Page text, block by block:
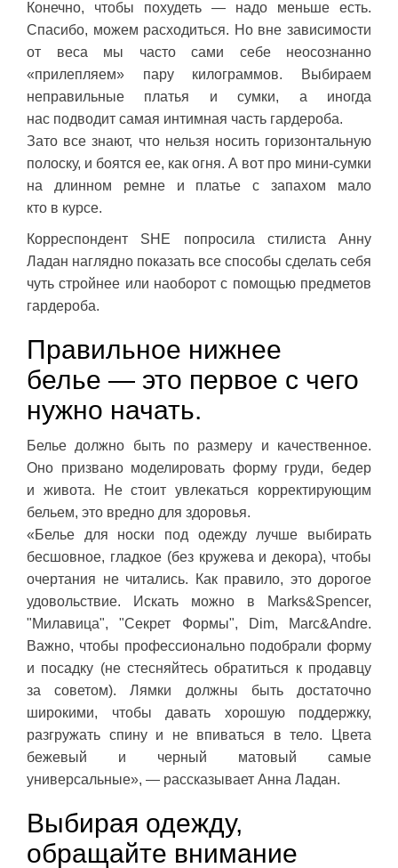
Конечно, чтобы похудеть — надо меньше есть.
Спасибо, можем расходиться. Но вне зависимости
от веса мы часто сами себе неосознанно
«прилепляем» пару килограммов. Выбираем
неправильные платья и сумки, а иногда
нас подводит самая интимная часть гардероба.
Зато все знают, что нельзя носить горизонтальную
полоску, и боятся ее, как огня. А вот про мини-сумки
на длинном ремне и платье с запахом мало
кто в курсе.
Корреспондент SHE попросила стилиста Анну
Ладан наглядно показать все способы сделать себя
чуть стройнее или наоборот с помощью предметов
гардероба.
Правильное нижнее
белье — это первое с чего
нужно начать.
Белье должно быть по размеру и качественное.
Оно призвано моделировать форму груди, бедер
и живота. Не стоит увлекаться корректирующим
бельем, это вредно для здоровья.
«Белье для носки под одежду лучше выбирать
бесшовное, гладкое (без кружева и декора), чтобы
очертания не читались. Как правило, это дорогое
удовольствие. Искать можно в Marks&Spencer,
"Милавица", "Секрет Формы", Dim, Marc&Andre.
Важно, чтобы профессионально подобрали форму
и посадку (не стесняйтесь обратиться к продавцу
за советом). Лямки должны быть достаточно
широкими, чтобы давать хорошую поддержку,
разгружать спину и не впиваться в тело. Цвета
бежевый и черный матовый самые
универсальные», — рассказывает Анна Ладан.
Выбирая одежду,
обращайте внимание